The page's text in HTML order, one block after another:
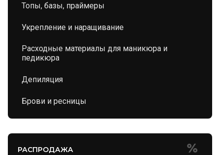
Топы, базы, праймеры
Укрепление и наращивание
Расходные материалы для маникюра и
педикюра
Депиляция
Брови и ресницы
РАСПРОДАЖА